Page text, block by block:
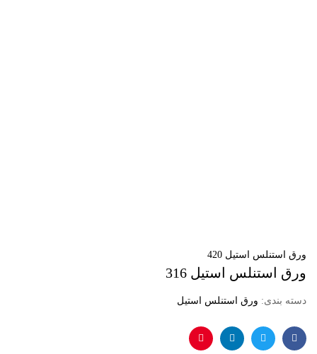
ورق استنلس استیل 420
ورق استنلس استیل 316
دسته بندی: ورق استنلس استیل
فیس توئیتر لینکدینپینترست